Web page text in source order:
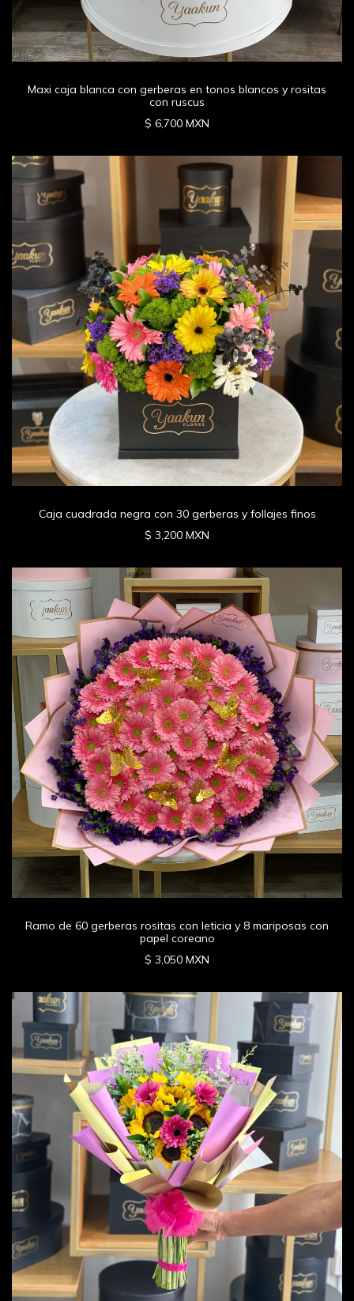
Maxi caja blanca con gerberas en tonos blancos y rositas
con ruscus
$ 6,700 MXN
Caja cuadrada negra con 30 gerberas y follajes finos
$ 3,200 MXN
Ramo de 60 gerberas rositas con leticia y 8 mariposas con
papel coreano
$ 3,050 MXN